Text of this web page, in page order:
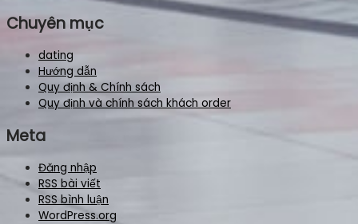
Chuyên mục
dating
Hướng dẫn
Quy định & Chính sách
Quy định và chính sách khách order
Meta
Đăng nhập
RSS bài viết
RSS bình luận
WordPress.org